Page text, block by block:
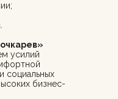
усилий
социальных
бизнес-